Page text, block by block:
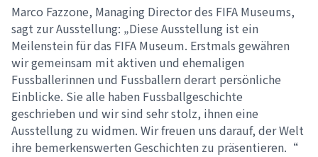
Marco Fazzone, Managing Director des FIFA Museums,
sagt zur Ausstellung: „Diese Ausstellung ist ein
Meilenstein für das FIFA Museum. Erstmals gewähren
wir gemeinsam mit aktiven und ehemaligen
Fussballerinnen und Fussballern derart persönliche
Einblicke. Sie alle haben Fussballgeschichte
geschrieben und wir sind sehr stolz, ihnen eine
Ausstellung zu widmen. Wir freuen uns darauf, der Welt
ihre bemerkenswerten Geschichten zu präsentieren.“